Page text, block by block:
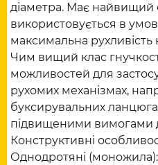
діаметра. Має найвищий
використовується в
максимальна рухливість
Чим вищий клас
можливостей для
рухомих механізмах,
буксирувальних
підвищеними вимогами
Конструктивні
Однодротяні